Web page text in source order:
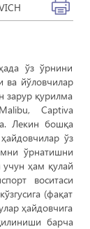
ўз ўрнини
ва йўловчилар
зарур қурилма
Captiva
Лекин бошқа
ўз
ўрнатишни
ҳам қулай
воситаси
(фақат
ҳайдовчига
барча